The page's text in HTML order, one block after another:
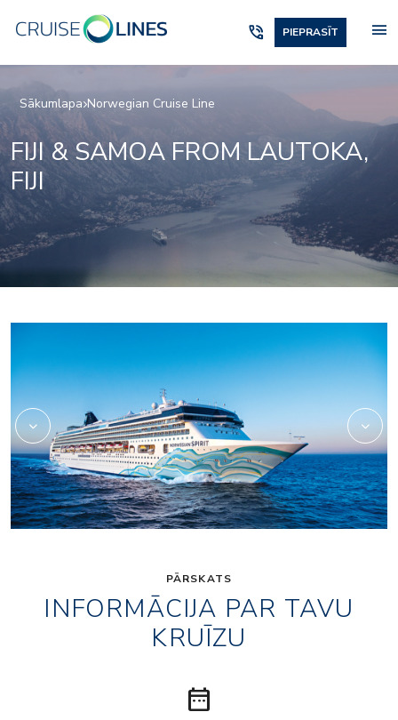
phone_in_talk PIEPRASĪT menu
Sākumlapa Norwegian Cruise Line
FIJI & SAMOA FROM LAUTOKA,
FIJI
PĀRSKATS
INFORMĀCIJA PAR TAVU
KRUĪZU
date_range